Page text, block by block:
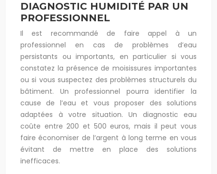
DIAGNOSTIC HUMIDITÉ PAR UN
PROFESSIONNEL
Il est recommandé de faire appel à un
professionnel en cas de problèmes d’eau
persistants ou importants, en particulier si vous
constatez la présence de moisissures importantes
ou si vous suspectez des problèmes structurels du
bâtiment. Un professionnel pourra identifier la
cause de l’eau et vous proposer des solutions
adaptées à votre situation. Un diagnostic eau
coûte entre 200 et 500 euros, mais il peut vous
faire économiser de l’argent à long terme en vous
évitant de mettre en place des solutions
inefficaces.